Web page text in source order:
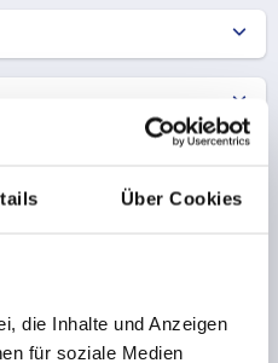
Über Cookies
die Inhalte und Anzeigen
für soziale Medien
auch